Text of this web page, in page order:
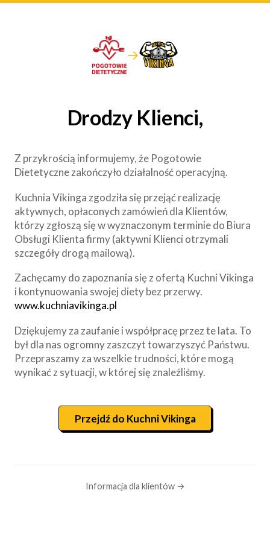
→
Drodzy Klienci,
Z przykrością informujemy, że Pogotowie
Dietetyczne zakończyło działalność operacyjną.
Kuchnia Vikinga zgodziła się przejąć realizację
aktywnych, opłaconych zamówień dla Klientów,
którzy zgłoszą się w wyznaczonym terminie do Biura
Obsługi Klienta firmy (aktywni Klienci otrzymali
szczegóły drogą mailową).
Zachęcamy do zapoznania się z ofertą Kuchni Vikinga
i kontynuowania swojej diety bez przerwy.
www.kuchniavikinga.pl
Dziękujemy za zaufanie i współpracę przez te lata. To
był dla nas ogromny zaszczyt towarzyszyć Państwu.
Przepraszamy za wszelkie trudności, które mogą
wynikać z sytuacji, w której się znaleźliśmy.
Przejdź do Kuchni Vikinga
Informacja dla klientów →